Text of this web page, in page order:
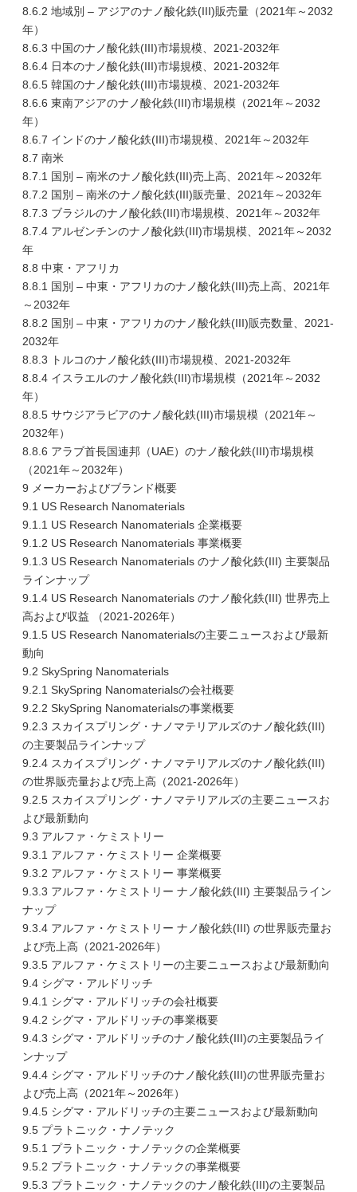
8.6.2 地域別 – アジアのナノ酸化鉄(III)販売量（2021年～2032
年）
8.6.3 中国のナノ酸化鉄(III)市場規模、2021-2032年
8.6.4 日本のナノ酸化鉄(III)市場規模、2021-2032年
8.6.5 韓国のナノ酸化鉄(III)市場規模、2021-2032年
8.6.6 東南アジアのナノ酸化鉄(III)市場規模（2021年～2032
年）
8.6.7 インドのナノ酸化鉄(III)市場規模、2021年～2032年
8.7 南米
8.7.1 国別 – 南米のナノ酸化鉄(III)売上高、2021年～2032年
8.7.2 国別 – 南米のナノ酸化鉄(III)販売量、2021年～2032年
8.7.3 ブラジルのナノ酸化鉄(III)市場規模、2021年～2032年
8.7.4 アルゼンチンのナノ酸化鉄(III)市場規模、2021年～2032
年
8.8 中東・アフリカ
8.8.1 国別 – 中東・アフリカのナノ酸化鉄(III)売上高、2021年
～2032年
8.8.2 国別 – 中東・アフリカのナノ酸化鉄(III)販売数量、2021-
2032年
8.8.3 トルコのナノ酸化鉄(III)市場規模、2021-2032年
8.8.4 イスラエルのナノ酸化鉄(III)市場規模（2021年～2032
年）
8.8.5 サウジアラビアのナノ酸化鉄(III)市場規模（2021年～
2032年）
8.8.6 アラブ首長国連邦（UAE）のナノ酸化鉄(III)市場規模
（2021年～2032年）
9 メーカーおよびブランド概要
9.1 US Research Nanomaterials
9.1.1 US Research Nanomaterials 企業概要
9.1.2 US Research Nanomaterials 事業概要
9.1.3 US Research Nanomaterials のナノ酸化鉄(III) 主要製品
ラインナップ
9.1.4 US Research Nanomaterials のナノ酸化鉄(III) 世界売上
高および収益 （2021-2026年）
9.1.5 US Research Nanomaterialsの主要ニュースおよび最新
動向
9.2 SkySpring Nanomaterials
9.2.1 SkySpring Nanomaterialsの会社概要
9.2.2 SkySpring Nanomaterialsの事業概要
9.2.3 スカイスプリング・ナノマテリアルズのナノ酸化鉄(III)
の主要製品ラインナップ
9.2.4 スカイスプリング・ナノマテリアルズのナノ酸化鉄(III)
の世界販売量および売上高（2021-2026年）
9.2.5 スカイスプリング・ナノマテリアルズの主要ニュースお
よび最新動向
9.3 アルファ・ケミストリー
9.3.1 アルファ・ケミストリー 企業概要
9.3.2 アルファ・ケミストリー 事業概要
9.3.3 アルファ・ケミストリー ナノ酸化鉄(III) 主要製品ライン
ナップ
9.3.4 アルファ・ケミストリー ナノ酸化鉄(III) の世界販売量お
よび売上高（2021-2026年）
9.3.5 アルファ・ケミストリーの主要ニュースおよび最新動向
9.4 シグマ・アルドリッチ
9.4.1 シグマ・アルドリッチの会社概要
9.4.2 シグマ・アルドリッチの事業概要
9.4.3 シグマ・アルドリッチのナノ酸化鉄(III)の主要製品ライ
ンナップ
9.4.4 シグマ・アルドリッチのナノ酸化鉄(III)の世界販売量お
よび売上高（2021年～2026年）
9.4.5 シグマ・アルドリッチの主要ニュースおよび最新動向
9.5 プラトニック・ナノテック
9.5.1 プラトニック・ナノテックの企業概要
9.5.2 プラトニック・ナノテックの事業概要
9.5.3 プラトニック・ナノテックのナノ酸化鉄(III)の主要製品